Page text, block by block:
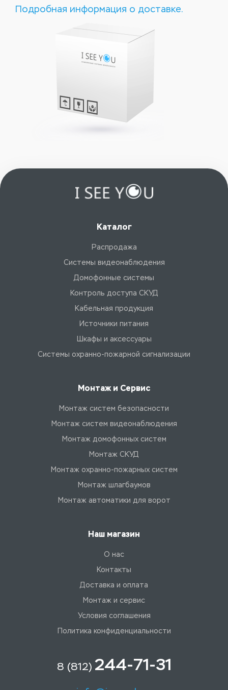
Подробная информация о доставке.
Каталог
Распродажа
Системы видеонаблюдения
Домофонные системы
Контроль доступа СКУД
Кабельная продукция
Источники питания
Шкафы и аксессуары
Системы охранно-пожарной сигнализации
Монтаж и Сервис
Монтаж систем безопасности
Монтаж систем видеонаблюдения
Монтаж домофонных систем
Монтаж СКУД
Монтаж охранно-пожарных систем
Монтаж шлагбаумов
Монтаж автоматики для ворот
Наш магазин
О нас
Контакты
Доставка и оплата
Монтаж и сервис
Условия соглашения
Политика конфиденциальности
8 (812) 244-71-31